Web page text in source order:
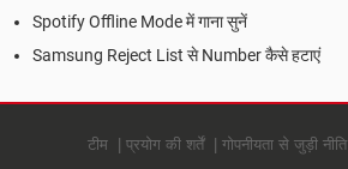
Spotify Offline Mode में गाना सुनें
Samsung Reject List से Number कैसे हटाएं
टीम प्रयोग की शर्तें गोपनीयता से जुड़ी नीति